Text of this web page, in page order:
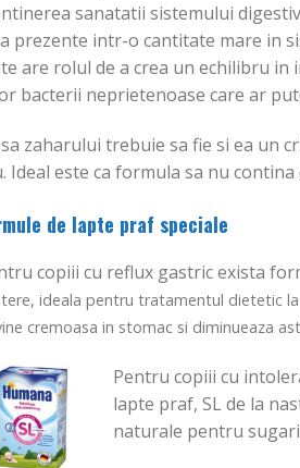
sanatatii sistemului
prezente intr-o cantitate mare in
are rolul de a crea un echilibru in
bacterii neprietenoase care ar
zaharului trebuie sa fie si ea un
Ideal este ca formula sa nu contina
de lapte praf speciale
copiii cu reflux gastric exista
ideala pentru tratamentul dietetic
cremoasa in stomac si diminueaza
Pentru copiii cu
lapte praf, SL de la
naturale pentru